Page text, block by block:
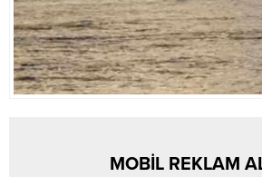
MOBİL REKLAM